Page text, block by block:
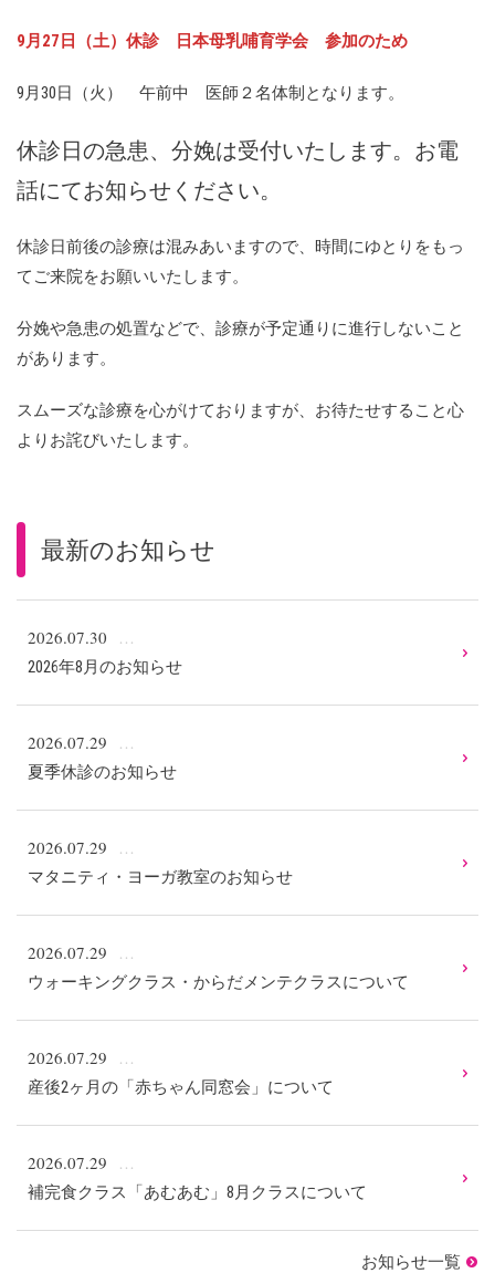
9月27日（土）休診 日本母乳哺育学会 参加のため
9月30日（火） 午前中 医師２名体制となります。
休診日の急患、分娩は受付いたします。お電
話にてお知らせください。
休診日前後の診療は混みあいますので、時間にゆとりをもっ
てご来院をお願いいたします。
分娩や急患の処置などで、診療が予定通りに進行しないこと
があります。
スムーズな診療を心がけておりますが、お待たせすること心
よりお詫びいたします。
最新のお知らせ
2026.07.30
2026年8月のお知らせ
2026.07.29
夏季休診のお知らせ
2026.07.29
マタニティ・ヨーガ教室のお知らせ
2026.07.29
ウォーキングクラス・からだメンテクラスについて
2026.07.29
産後2ヶ月の「赤ちゃん同窓会」について
2026.07.29
補完食クラス「あむあむ」8月クラスについて
お知らせ一覧